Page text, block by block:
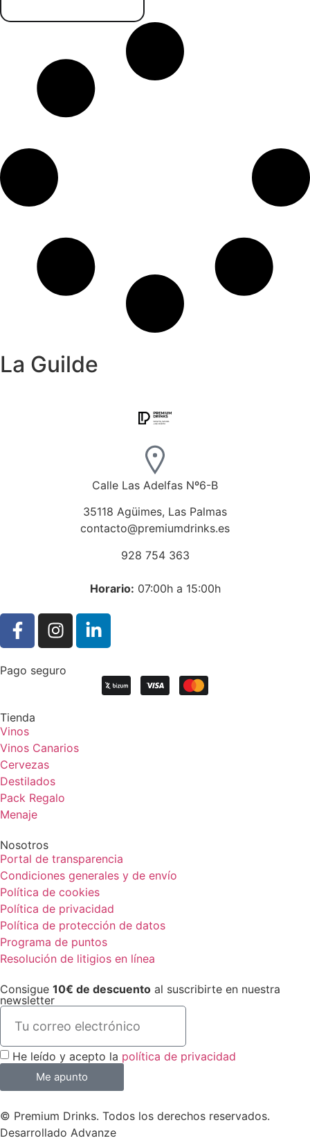
La Guilde
Calle Las Adelfas Nº6-B
35118 Agüimes, Las Palmas
contacto@premiumdrinks.es
928 754 363
Horario: 07:00h a 15:00h
Pago seguro
Tienda
Vinos
Vinos Canarios
Cervezas
Destilados
Pack Regalo
Menaje
Nosotros
Portal de transparencia
Condiciones generales y de envío
Política de cookies
Política de privacidad
Política de protección de datos
Programa de puntos
Resolución de litigios en línea
Consigue 10€ de descuento al suscribirte en nuestra
newsletter
He leído y acepto la política de privacidad
Me apunto
© Premium Drinks. Todos los derechos reservados.
Desarrollado Advanze